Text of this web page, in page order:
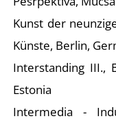
Kunst der
Künste, Berlin,
Interstanding III.,
Estonia
Intermedia -